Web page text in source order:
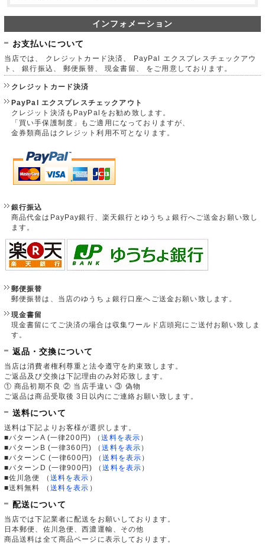
インフォメーション
お支払いについて
当店では、 クレジットカード決済、 PayPal エクスプレスチェックアウ
ト、 銀行振込、 郵便振替、 現金書留、 をご用意しております。
クレジットカード決済
PayPal エクスプレスチェックアウト
クレジット決済もPayPalをお勧め致します。
「買い手保護制度」もご適用になっておりますが、
金券類商品はクレジット利用不可となります。
銀行振込
商品代金はPayPay銀行、楽天銀行とゆうちょ銀行へご送金お願い致し
ます。
郵便振替
郵便振替は、当店のゆうちょ銀行口座へご送金お願い致します。
現金書留
現金書留にてご決済の場合は収集ワールド店頭宛にご送付お願い致しま
す。
返品・交換について
当店は消費者権利尊重と法令遵守を約束致します。
ご返品及び交換は下記理由のみ対応致します。
① 商品初期不良 ② 当店手違い ③ 偽物
ご返品は商品受取後 3日以内にご連絡お願い致します。
送料について
送料は下記よりお客様が選択します。
■パターンA (一律200円)
（送料を表示 ）
■パターンB (一律360円)
（送料を表示 ）
■パターンC (一律600円)
（送料を表示 ）
■パターンD (一律900円)
（送料を表示 ）
■佐川急便
（ 送料を表示 ）
■送料無料
（ 送料を表示 ）
配送について
当店では下記業者に配送をお願いしております。
日本郵便、佐川急便、西濃運輸、その他
商品送料は全て商品ページに表示しております。